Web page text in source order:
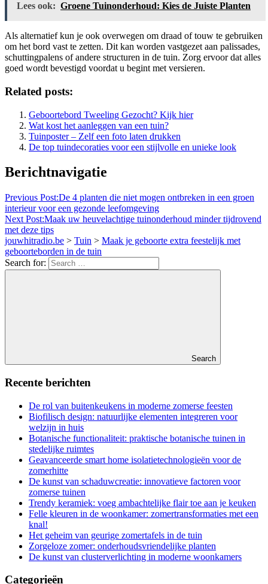
Lees ook: Groene Tuinonderhoud: Kies de Juiste Planten
Als alternatief kun je ook overwegen om draad of touw te gebruiken
om het bord vast te zetten. Dit kan worden vastgezet aan palissades,
schuttingpalens of andere structuren in de tuin. Zorg ervoor dat alles
goed wordt bevestigd voordat u begint met versieren.
Related posts:
Geboortebord Tweeling Gezocht? Kijk hier
Wat kost het aanleggen van een tuin?
Tuinposter – Zelf een foto laten drukken
De top tuindecoraties voor een stijlvolle en unieke look
Berichtnavigatie
Previous Post:De 4 planten die niet mogen ontbreken in een groen
interieur voor een gezonde leefomgeving
Next Post:Maak uw heuvelachtige tuinonderhoud minder tijdrovend
met deze tips
jouwhitradio.be > Tuin > Maak je geboorte extra feestelijk met
geboorteborden in de tuin
Search for:
Search
Recente berichten
De rol van buitenkeukens in moderne zomerse feesten
Biofilisch design: natuurlijke elementen integreren voor
welzijn in huis
Botanische functionaliteit: praktische botanische tuinen in
stedelijke ruimtes
Geavanceerde smart home isolatietechnologieën voor de
zomerhitte
De kunst van schaduwcreatie: innovatieve factoren voor
zomerse tuinen
Trendy keramiek: voeg ambachtelijke flair toe aan je keuken
Felle kleuren in de woonkamer: zomertransformaties met een
knal!
Het geheim van geurige zomertafels in de tuin
Zorgeloze zomer: onderhoudsvriendelijke planten
De kunst van clusterverlichting in moderne woonkamers
Categorieën